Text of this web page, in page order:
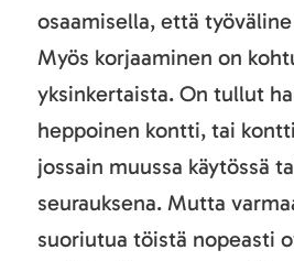
osaamisella, että
Myös korjaaminen on
yksinkertaista. On tullut
heppoinen kontti, tai
jossain muussa käytössä
seurauksena. Mutta
suoriutua töistä nopeasti